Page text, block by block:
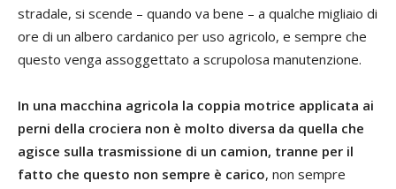
stradale, si scende – quando va bene – a qualche migliaio di
ore di un albero cardanico per uso agricolo, e sempre che
questo venga assoggettato a scrupolosa manutenzione.
In una macchina agricola la coppia motrice applicata ai
perni della crociera non è molto diversa da quella che
agisce sulla trasmissione di un camion, tranne per il
fatto che questo non sempre è carico, non sempre